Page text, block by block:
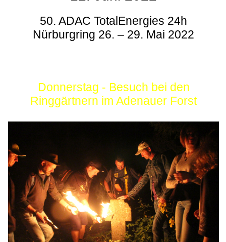
50. ADAC TotalEnergies 24h
Nürburgring 26. – 29. Mai 2022
Donnerstag - Besuch bei den
Ringgärtnern im Adenauer Forst